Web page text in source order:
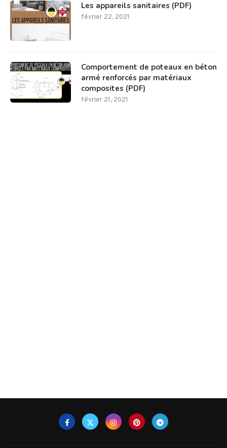
Les appareils sanitaires (PDF)
février 22, 2021
Comportement de poteaux en béton
armé renforcés par matériaux
composites (PDF)
février 21, 2021